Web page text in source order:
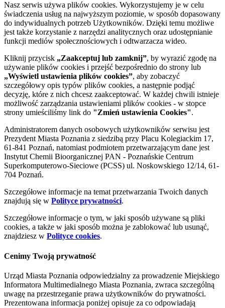
Nasz serwis używa plików cookies. Wykorzystujemy je w celu
świadczenia usług na najwyższym poziomie, w sposób dopasowany
do indywidualnych potrzeb Użytkowników. Dzięki temu możliwe
jest także korzystanie z narzędzi analitycznych oraz udostępnianie
funkcji mediów społecznościowych i odtwarzacza wideo.
Kliknij przycisk „Zaakceptuj lub zamknij”, by wyrazić zgodę na
używanie plików cookies i przejść bezpośrednio do strony lub
„Wyświetl ustawienia plików cookies”, aby zobaczyć
szczegółowy opis typów plików cookies, a następnie podjąć
decyzję, które z nich chcesz zaakceptować. W każdej chwili istnieje
możliwość zarządzania ustawieniami plików cookies - w stopce
strony umieściliśmy link do "Zmień ustawienia Cookies".
Administratorem danych osobowych użytkowników serwisu jest
Prezydent Miasta Poznania z siedzibą przy Placu Kolegiackim 17,
61-841 Poznań, natomiast podmiotem przetwarzającym dane jest
Instytut Chemii Bioorganicznej PAN - Poznańskie Centrum
Superkomputerowo-Sieciowe (PCSS) ul. Noskowskiego 12/14, 61-
704 Poznań.
Szczegółowe informacje na temat przetwarzania Twoich danych
znajdują się w Polityce prywatności.
Szczegółowe informacje o tym, w jaki sposób używane są pliki
cookies, a także w jaki sposób można je zablokować lub usunąć,
znajdziesz w Polityce cookies.
Cenimy Twoją prywatność
Urząd Miasta Poznania odpowiedzialny za prowadzenie Miejskiego
Informatora Multimedialnego Miasta Poznania, zwraca szczególną
uwagę na przestrzeganie prawa użytkowników do prywatności.
Prezentowana informacja poniżej opisuje za co odpowiadają